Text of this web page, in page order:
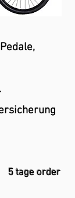
tage order